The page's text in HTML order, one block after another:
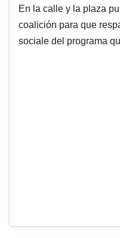
En la calle y la plaza
coalición para que
sociale del programa